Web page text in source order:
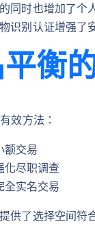
同时也增加了
识别认证增强了
衡
效方法：
额交易
化尽职调查
全实名交易
供了选择空间